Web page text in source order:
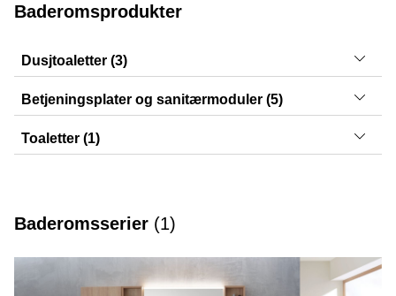
Baderomsprodukter
Dusjtoaletter (3)
AquaClean Tuma, AquaClean Alba, AquaClean Mera
Betjeningsplater og sanitærmoduler (5)
Sigma50, Sigma21, Sigma30, Monolith, Sigma01
Toaletter (1)
Baderomsserier (1)